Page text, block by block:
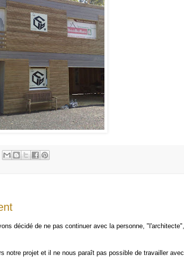
décidé de ne pas continuer avec la personne, "l'architecte",
notre projet et il ne nous paraît pas possible de travailler avec